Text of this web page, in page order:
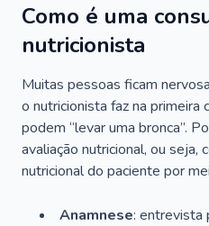
Como é uma
nutricionista
Muitas pessoas ficam
o nutricionista faz na primeira
podem “levar uma bronca”.
avaliação nutricional, ou seja,
nutricional do paciente por
Anamnese: entrevista